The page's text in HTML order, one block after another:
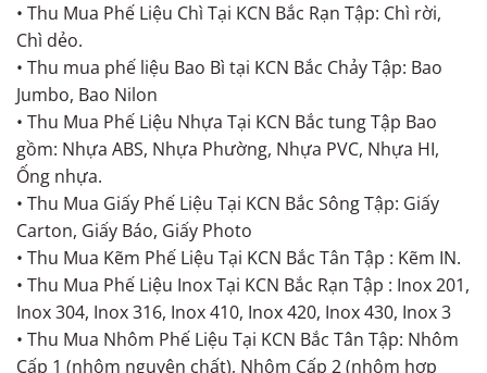
• Thu Mua Phế Liệu Chì Tại KCN Bắc Rạn Tập: Chì rời,
Chì dẻo.
• Thu mua phế liệu Bao Bì tại KCN Bắc Chảy Tập: Bao
Jumbo, Bao Nilon
• Thu Mua Phế Liệu Nhựa Tại KCN Bắc tung Tập Bao
gồm: Nhựa ABS, Nhựa Phường, Nhựa PVC, Nhựa HI,
Ống nhựa.
• Thu Mua Giấy Phế Liệu Tại KCN Bắc Sông Tập: Giấy
Carton, Giấy Báo, Giấy Photo
• Thu Mua Kẽm Phế Liệu Tại KCN Bắc Tân Tập : Kẽm IN.
• Thu Mua Phế Liệu Inox Tại KCN Bắc Rạn Tập : Inox 201,
Inox 304, Inox 316, Inox 410, Inox 420, Inox 430, Inox 3
• Thu Mua Nhôm Phế Liệu Tại KCN Bắc Tân Tập: Nhôm
Cấp 1 (nhôm nguyên chất), Nhôm Cấp 2 (nhôm hợp